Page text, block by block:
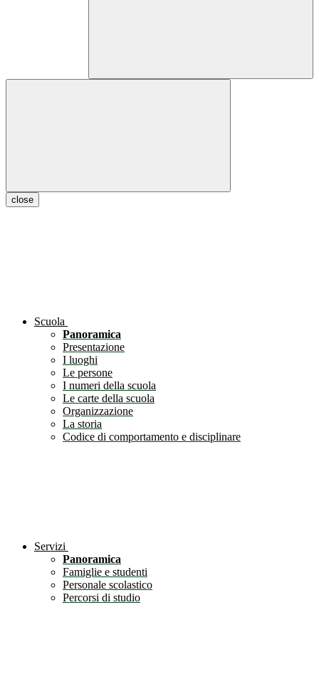
close
Scuola
Panoramica
Presentazione
I luoghi
Le persone
I numeri della scuola
Le carte della scuola
Organizzazione
La storia
Codice di comportamento e disciplinare
Servizi
Panoramica
Famiglie e studenti
Personale scolastico
Percorsi di studio